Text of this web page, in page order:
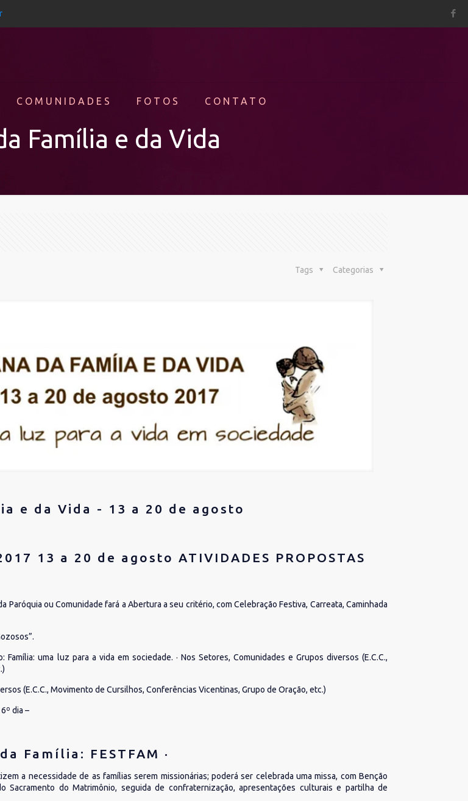
COMUNIDADES FOTOS CONTATO
Família e da Vida
Categorias
Tags
e da Vida - 13 a 20 de agosto
13 a 20 de agosto ATIVIDADES PROPOSTAS
Paróquia ou Comunidade fará a Abertura a seu critério, com Celebração Festiva, Carreata, Caminhada
uma luz para a vida em sociedade. · Nos Setores, Comunidades e Grupos diversos (E.C.C.,
(E.C.C., Movimento de Cursilhos, Conferências Vicentinas, Grupo de Oração, etc.)
dia –
Família: FESTFAM ·
a necessidade de as famílias serem missionárias; poderá ser celebrada uma missa, com Benção
Sacramento do Matrimônio, seguida de confraternização, apresentações culturais e partilha de